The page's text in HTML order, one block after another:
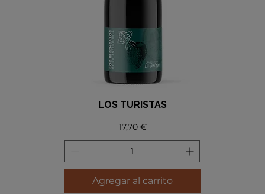
LOS TURISTAS
Precio
17,70 €
Agregar al carrito